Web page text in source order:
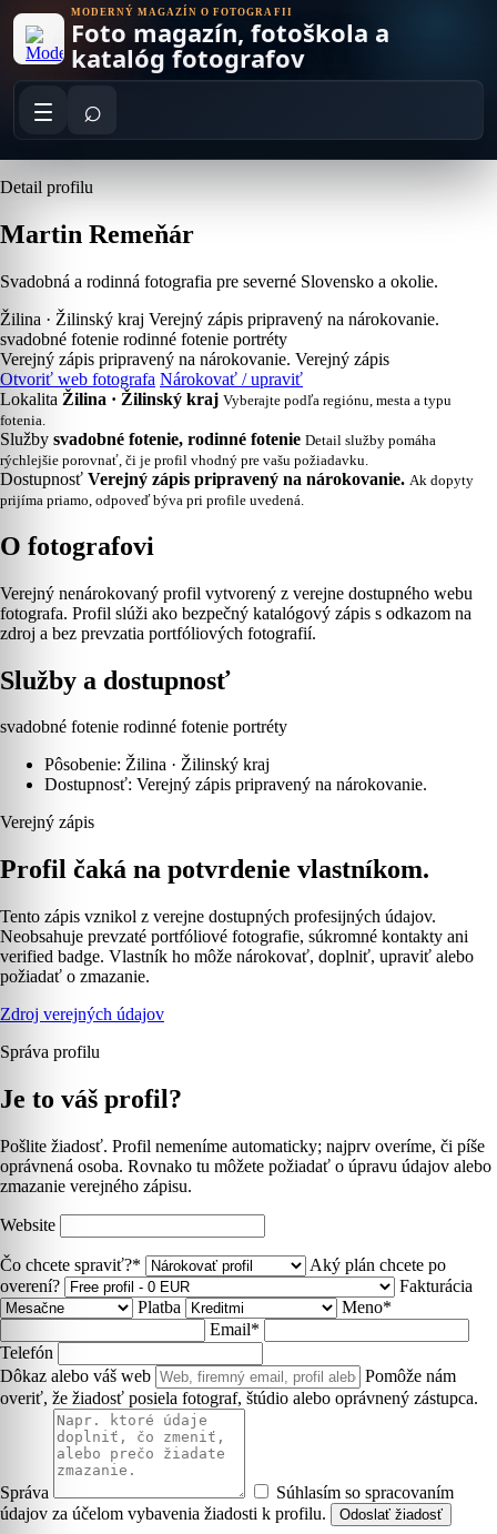
content
MODERNÝ MAGAZÍN O FOTOGRAFII
Foto magazín, fotoškola a
katalóg fotografov
⌕
Detail profilu
Martin Remeňár
Svadobná a rodinná fotografia pre severné Slovensko a okolie.
Žilina · Žilinský kraj Verejný zápis pripravený na nárokovanie.
svadobné fotenie rodinné fotenie portréty
Verejný zápis pripravený na nárokovanie. Verejný zápis
Otvoriť web fotografa Nárokovať / upraviť
Lokalita Žilina · Žilinský kraj Vyberajte podľa regiónu, mesta a typu
fotenia.
Služby svadobné fotenie, rodinné fotenie Detail služby pomáha
rýchlejšie porovnať, či je profil vhodný pre vašu požiadavku.
Dostupnosť Verejný zápis pripravený na nárokovanie. Ak dopyty
prijíma priamo, odpoveď býva pri profile uvedená.
O fotografovi
Verejný nenárokovaný profil vytvorený z verejne dostupného webu
fotografa. Profil slúži ako bezpečný katalógový zápis s odkazom na
zdroj a bez prevzatia portfóliových fotografií.
Služby a dostupnosť
svadobné fotenie rodinné fotenie portréty
Pôsobenie: Žilina · Žilinský kraj
Dostupnosť: Verejný zápis pripravený na nárokovanie.
Verejný zápis
Profil čaká na potvrdenie vlastníkom.
Tento zápis vznikol z verejne dostupných profesijných údajov.
Neobsahuje prevzaté portfóliové fotografie, súkromné kontakty ani
verified badge. Vlastník ho môže nárokovať, doplniť, upraviť alebo
požiadať o zmazanie.
Zdroj verejných údajov
Správa profilu
Je to váš profil?
Pošlite žiadosť. Profil nemeníme automaticky; najprv overíme, či píše
oprávnená osoba. Rovnako tu môžete požiadať o úpravu údajov alebo
zmazanie verejného zápisu.
Website
Čo chcete spraviť?*
Aký plán chcete po
overení?
Fakturácia
Platba
Meno*
Email*
Telefón
Dôkaz alebo váš web
Pomôže nám
overiť, že žiadosť posiela fotograf, štúdio alebo oprávnený zástupca.
Správa
Súhlasím so spracovaním
údajov za účelom vybavenia žiadosti k profilu.
Odoslať žiadosť